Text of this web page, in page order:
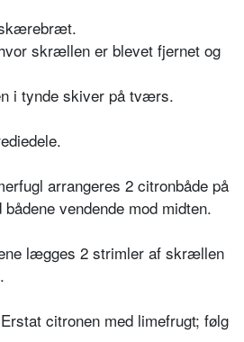
skrællen er blevet fjernet og
i tynde skiver på tværs.
arrangeres 2 citronbåde på
vendende mod midten.
lægges 2 strimler af skrællen
citronen med limefrugt; følg